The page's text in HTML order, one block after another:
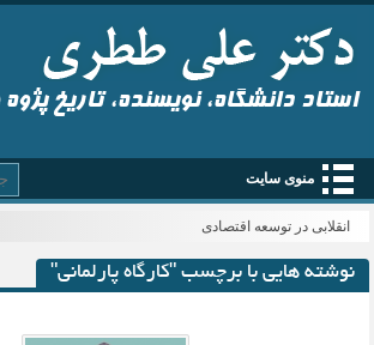
استاد دانشگاه، نویسنده، تاریخ
منوی سایت
انقلابی در توسعه اقتصادی
نوشته هایی با برچسب "کارگاه پارلمانی"